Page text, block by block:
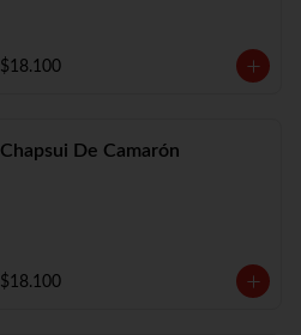
$18.100
Chapsui De Camarón
$18.100